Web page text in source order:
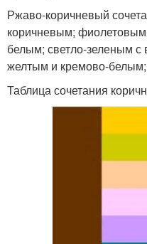
Ржаво-коричневый
коричневым;
белым; светло-зеленым
желтым и кремово-
Таблица сочетания